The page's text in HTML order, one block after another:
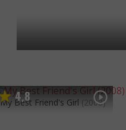
4,8
My Best Friend's Girl (2008)